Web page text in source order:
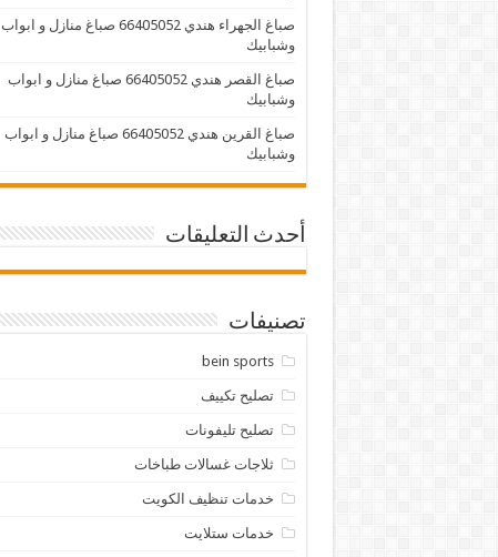
صباغ الجهراء هندي 66405052 صباغ منازل و ابواب
وشبابيك
صباغ القصر هندي 66405052 صباغ منازل و ابواب
وشبابيك
صباغ القرين هندي 66405052 صباغ منازل و ابواب
وشبابيك
أحدث التعليقات
تصنيفات
bein sports
تصليح تكييف
تصليح تليفونات
ثلاجات غسالات طباخات
خدمات تنظيف الكويت
خدمات ستلايت